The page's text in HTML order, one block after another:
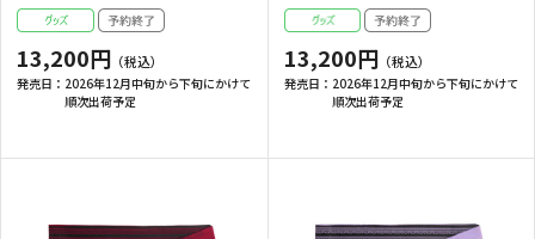
13,200円
発売日： 2026年12月中旬から下旬にかけて
順次出荷予定
13,200円
発売日： 2026年12月中旬から下旬にかけて
順次出荷予定